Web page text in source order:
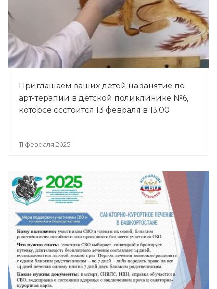
Приглашаем ваших детей на занятие по
арт-терапии в детской поликлинике №6,
которое состоится 13 февраля в 13:00
11 февраля 2025